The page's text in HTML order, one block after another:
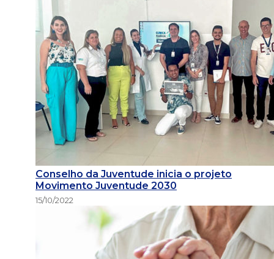
Conselho da Juventude inicia o projeto
Movimento Juventude 2030
15/10/2022